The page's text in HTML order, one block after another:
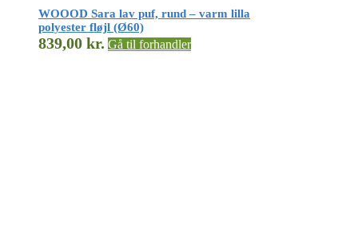
WOOOD Sara lav puf, rund – varm lilla
polyester fløjl (Ø60)
839,00 kr. Gå til forhandler